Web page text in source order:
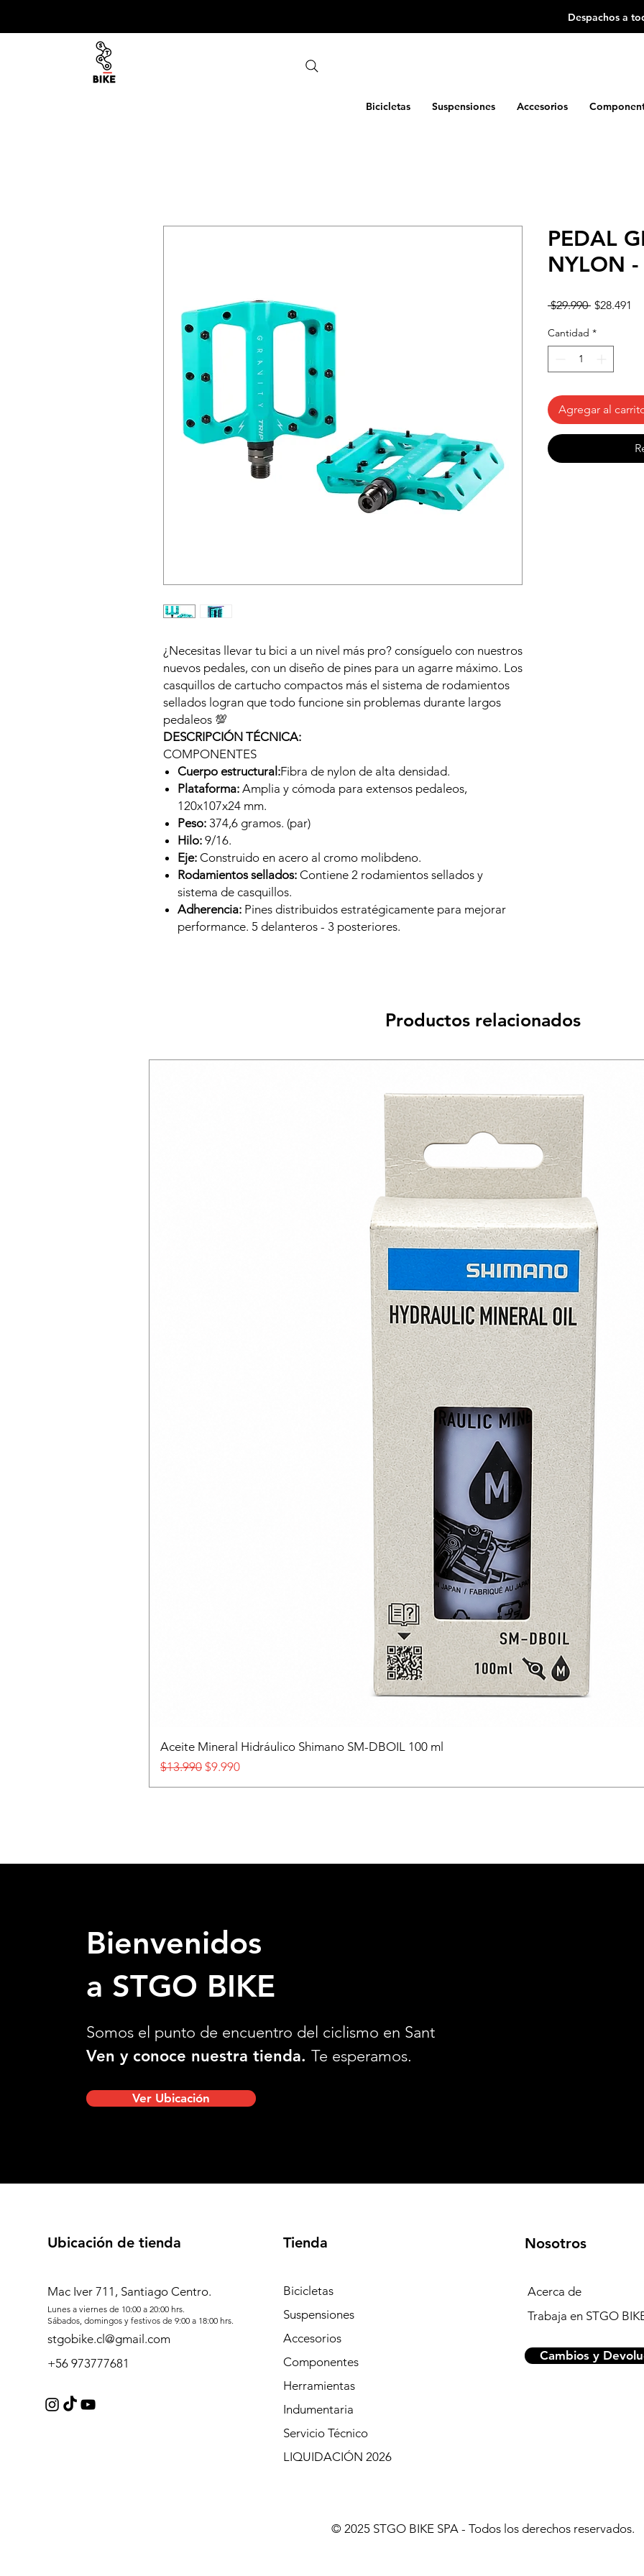
Despachos a
Bicicletas Suspensiones Accesorios
¿Necesitas llevar tu bici a un nivel más pro? consíguelo con nuestros
nuevos pedales, con un diseño de pines para un agarre máximo. Los
casquillos de cartucho compactos más el sistema de rodamientos
sellados logran que todo funcione sin problemas durante largos
pedaleos 💯
DESCRIPCIÓN TÉCNICA:
COMPONENTES
Cuerpo estructural:Fibra de nylon de alta densidad.
Plataforma: Amplia y cómoda para extensos pedaleos,
120x107x24 mm.
Peso: 374,6 gramos. (par)
Hilo: 9/16.
Eje: Construido en acero al cromo molibdeno.
Rodamientos sellados: Contiene 2 rodamientos sellados y
sistema de casquillos.
Adherencia: Pines distribuidos estratégicamente para mejorar
performance. 5 delanteros - 3 posteriores.
PEDAL
NYLON -
$29.990 Precio
$28.491
Cantidad *
Agregar al
Productos relacionados
Aceite Mineral Hidráulico Shimano SM-DBOIL 100 ml
Precio
$13.990 Precio de oferta
$9.990
Bienvenidos
a STGO BIKE
Somos el punto de encuentro del ciclismo en Santiago.
Ven y conoce nuestra tienda. Te esperamos.
Ver Ubicación
Ubicación de tienda
Mac Iver 711, Santiago Centro.
Lunes a viernes de 10:00 a 20:00 hrs.
Sábados, domingos y festivos de 9:00 a 18:00 hrs.
stgobike.cl@gmail.com
+56 973777681
Tienda
Bicicletas
Suspensiones
Accesorios
Componentes
Herramientas
Indumentaria
Servicio Técnico
LIQUIDACIÓN 2026
Nosotros
Acerca de
Trabaja en STGO
Cambios y
© 2025 STGO BIKE SPA - Todos los derechos reservados.